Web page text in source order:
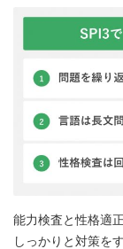
能力検査と性格適
しっかりと対策を